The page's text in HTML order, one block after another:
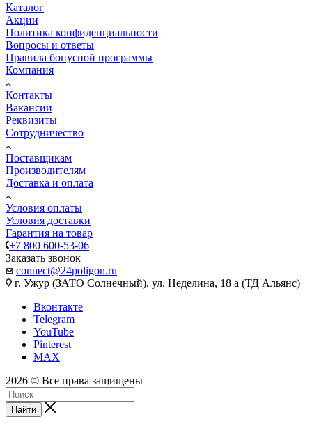
Каталог
Акции
Политика конфиденциальности
Вопросы и ответы
Правила бонусной программы
Компания
Контакты
Вакансии
Реквизиты
Сотрудничество
Поставщикам
Производителям
Доставка и оплата
Условия оплаты
Условия доставки
Гарантия на товар
+7 800 600-53-06
Заказать звонок
connect@24poligon.ru
г. Ужур (ЗАТО Солнечный), ул. Неделина, 18 а (ТД Альянс)
Вконтакте
Telegram
YouTube
Pinterest
MAX
2026 © Все права защищены
Найти